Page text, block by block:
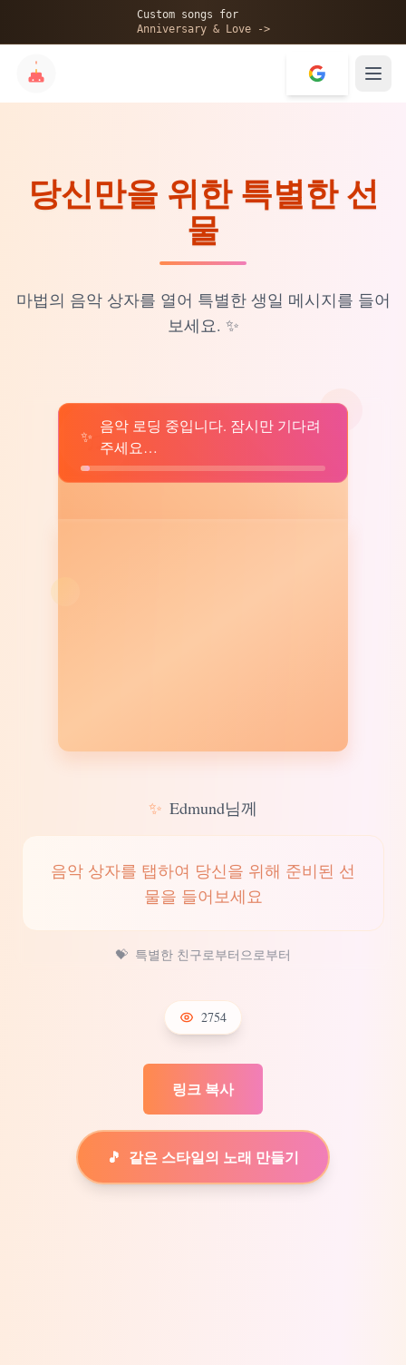
Custom songs for
Anniversary & Love ->
✨
당신만을 위한 특별한 선
물
마법의 음악 상자를 열어 특별한 생일 메시지를 들어
보세요. ✨
♫
✨
음악 로딩 중입니다. 잠시만 기다려
주세요…
✨ Edmund님께
음악 상자를 탭하여 당신을 위해 준비된 선
물을 들어보세요
💝 특별한 친구로부터으로부터
2754
링크 복사
🎵 같은 스타일의 노래 만들기